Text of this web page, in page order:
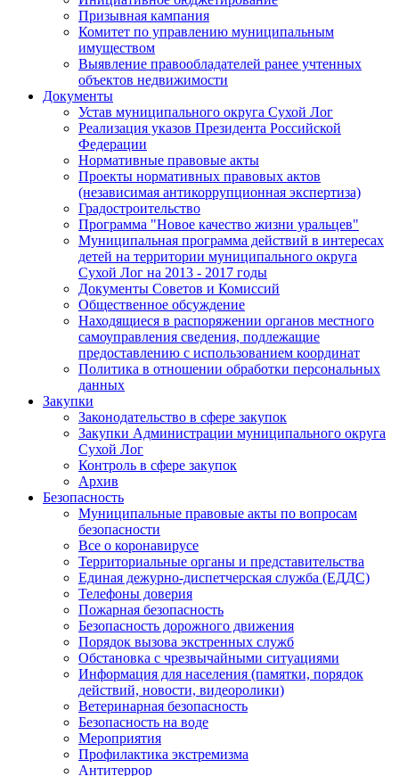
Призывная кампания
Комитет по управлению муниципальным
имуществом
Выявление правообладателей ранее учтенных
объектов недвижимости
Документы
Устав муниципального округа Сухой Лог
Реализация указов Президента Российской
Федерации
Нормативные правовые акты
Проекты нормативных правовых актов
(независимая антикоррупционная экспертиза)
Градостроительство
Программа "Новое качество жизни уральцев"
Муниципальная программа действий в интересах
детей на территории муниципального округа
Сухой Лог на 2013 - 2017 годы
Документы Советов и Комиссий
Общественное обсуждение
Находящиеся в распоряжении органов местного
самоуправления сведения, подлежащие
предоставлению с использованием координат
Политика в отношении обработки персональных
данных
Закупки
Законодательство в сфере закупок
Закупки Администрации муниципального округа
Сухой Лог
Контроль в сфере закупок
Архив
Безопасность
Муниципальные правовые акты по вопросам
безопасности
Все о коронавирусе
Территориальные органы и представительства
Единая дежурно-диспетчерская служба (ЕДДС)
Телефоны доверия
Пожарная безопасность
Безопасность дорожного движения
Порядок вызова экстренных служб
Обстановка с чрезвычайными ситуациями
Информация для населения (памятки, порядок
действий, новости, видеоролики)
Ветеринарная безопасность
Безопасность на воде
Мероприятия
Профилактика экстремизма
Антитеррор